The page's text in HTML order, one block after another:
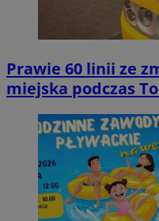
Prawie 60 linii ze
miejska podczas